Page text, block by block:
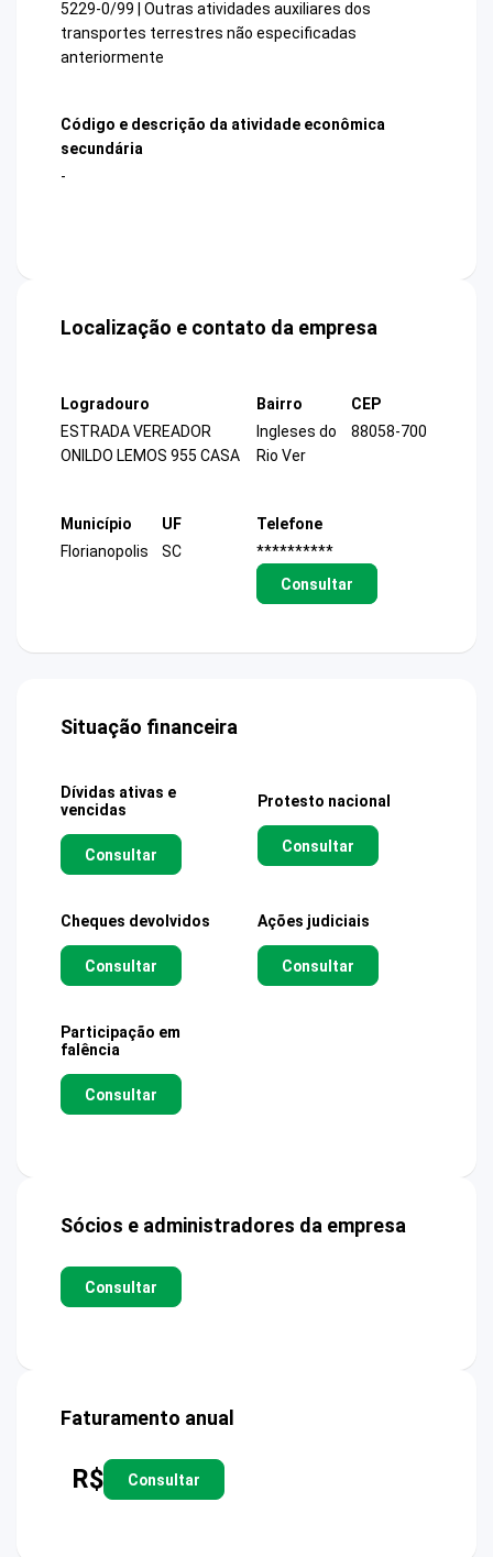
5229-0/99 | Outras atividades auxiliares dos
transportes terrestres não especificadas
anteriormente
Código e descrição da atividade econômica
secundária
-
Localização e contato da empresa
Logradouro
ESTRADA VEREADOR
ONILDO LEMOS 955 CASA
Bairro
Ingleses do
Rio Ver
CEP
88058-700
Município
Florianopolis
UF
SC
Telefone
**********
Consultar
Situação financeira
Dívidas ativas e
vencidas
Consultar
Protesto nacional
Consultar
Cheques devolvidos
Consultar
Ações judiciais
Consultar
Participação em
falência
Consultar
Sócios e administradores da empresa
Consultar
Faturamento anual
R$ Consultar